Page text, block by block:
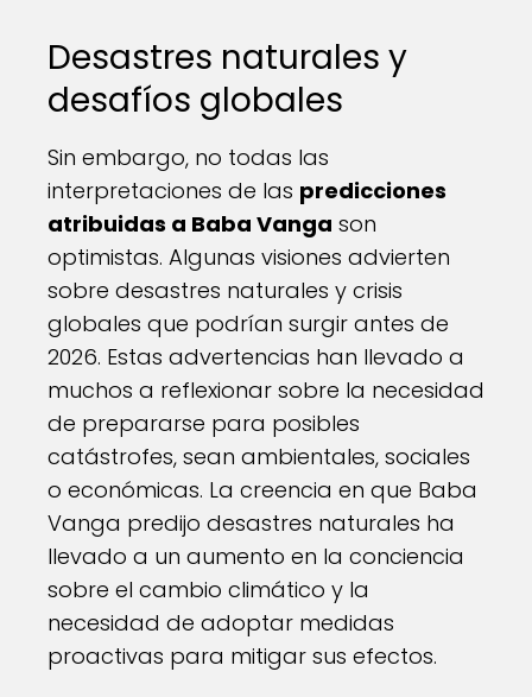
Desastres naturales y
desafíos globales
Sin embargo, no todas las
interpretaciones de las predicciones
atribuidas a Baba Vanga son
optimistas. Algunas visiones advierten
sobre desastres naturales y crisis
globales que podrían surgir antes de
2026. Estas advertencias han llevado a
muchos a reflexionar sobre la necesidad
de prepararse para posibles
catástrofes, sean ambientales, sociales
o económicas. La creencia en que Baba
Vanga predijo desastres naturales ha
llevado a un aumento en la conciencia
sobre el cambio climático y la
necesidad de adoptar medidas
proactivas para mitigar sus efectos.